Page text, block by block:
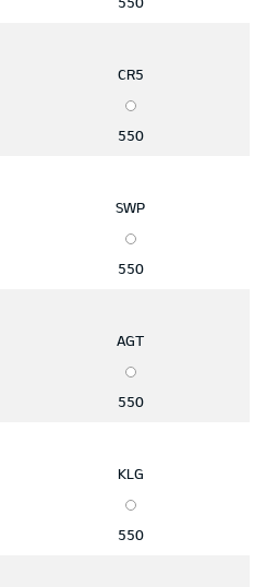
CR5
550
SWP
550
AGT
550
KLG
550